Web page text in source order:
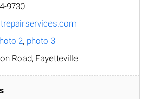
9730
2, photo 3
Road, Fayetteville